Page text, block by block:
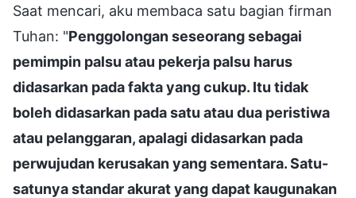
Saat mencari, aku membaca satu bagian firman
Tuhan: "Penggolongan seseorang sebagai
pemimpin palsu atau pekerja palsu harus
didasarkan pada fakta yang cukup. Itu tidak
boleh didasarkan pada satu atau dua peristiwa
atau pelanggaran, apalagi didasarkan pada
perwujudan kerusakan yang sementara. Satu-
satunya standar akurat yang dapat kaugunakan